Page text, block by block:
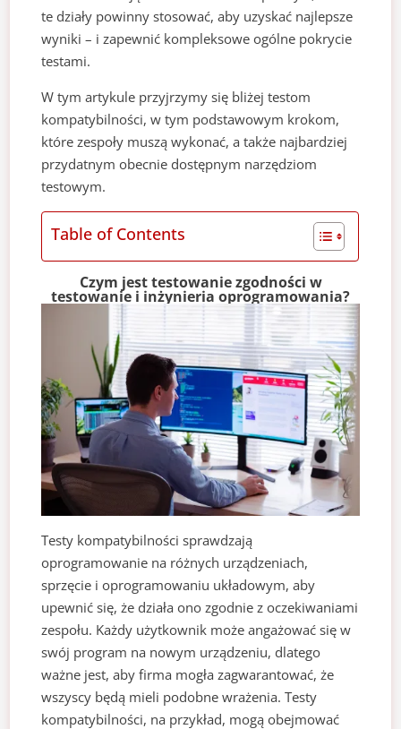
te działy powinny stosować, aby uzyskać najlepsze
wyniki – i zapewnić kompleksowe ogólne pokrycie
testami.
W tym artykule przyjrzymy się bliżej testom
kompatybilności, w tym podstawowym krokom,
które zespoły muszą wykonać, a także najbardziej
przydatnym obecnie dostępnym narzędziom
testowym.
Table of Contents
Czym jest testowanie zgodności w
testowanie i inżynieria oprogramowania?
Testy kompatybilności sprawdzają
oprogramowanie na różnych urządzeniach,
sprzęcie i oprogramowaniu układowym, aby
upewnić się, że działa ono zgodnie z oczekiwaniami
zespołu. Każdy użytkownik może angażować się w
swój program na nowym urządzeniu, dlatego
ważne jest, aby firma mogła zagwarantować, że
wszyscy będą mieli podobne wrażenia. Testy
kompatybilności, na przykład, mogą obejmować